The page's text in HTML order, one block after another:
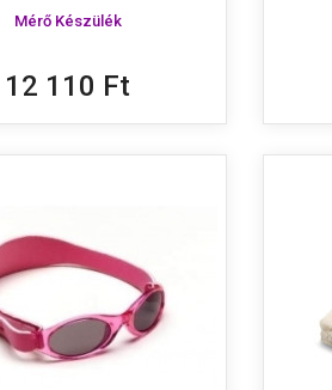
Mérő Készülék
12 110 Ft